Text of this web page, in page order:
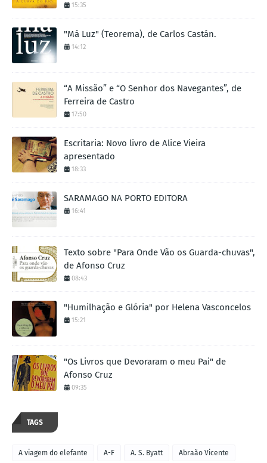
15:35
"Má Luz" (Teorema), de Carlos Castán.
14:12
“A Missão” e “O Senhor dos Navegantes”, de
Ferreira de Castro
17:50
Escritaria: Novo livro de Alice Vieira
apresentado
18:33
SARAMAGO NA PORTO EDITORA
16:41
Texto sobre "Para Onde Vão os Guarda-chuvas",
de Afonso Cruz
08:43
"Humilhação e Glória" por Helena Vasconcelos
15:21
"Os Livros que Devoraram o meu Pai" de
Afonso Cruz
09:35
TAGS
A viagem do elefante A-F A. S. Byatt Abraão Vicente